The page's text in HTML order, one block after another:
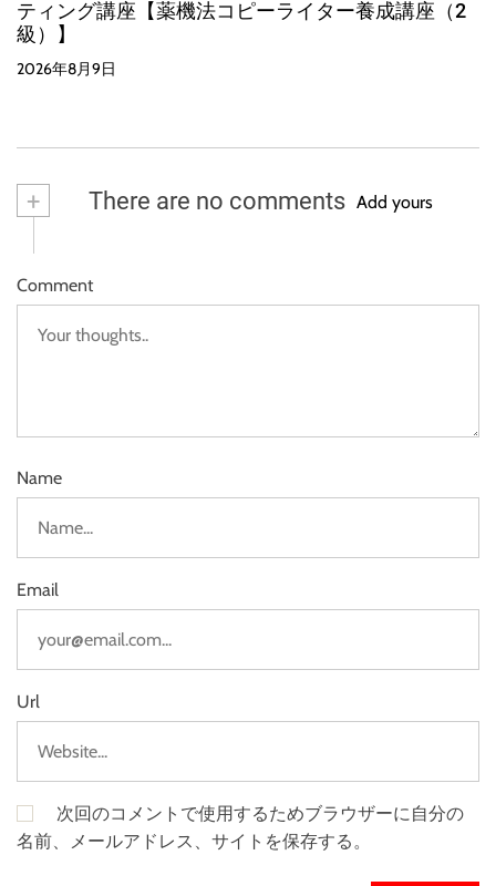
ティング講座【薬機法コピーライター養成講座（2
級）】
2026年8月9日
+ There are no comments Add yours
Comment
Name
Email
Url
次回のコメントで使用するためブラウザーに自分の
名前、メールアドレス、サイトを保存する。